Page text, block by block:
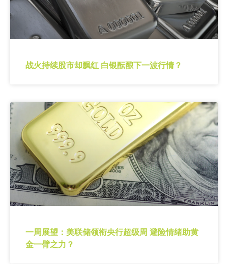
战火持续股市却飘红 白银酝酿下一波行情？
一周展望：美联储领衔央行超级周 避险情绪助黄
金一臂之力？